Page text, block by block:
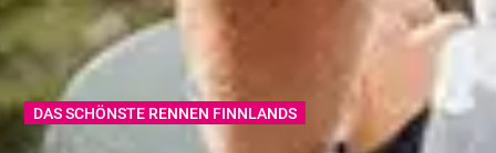
DAS SCHÖNSTE RENNEN FINNLANDS